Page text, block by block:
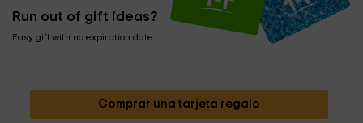
Run out of gift ideas?
Easy gift with no expiration date
Comprar una tarjeta regalo